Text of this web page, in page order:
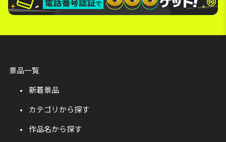
景品一覧
新着景品
カテゴリから探す
作品名から探す